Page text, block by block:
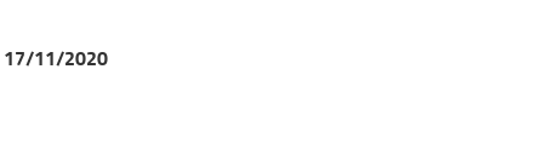
17/11/2020